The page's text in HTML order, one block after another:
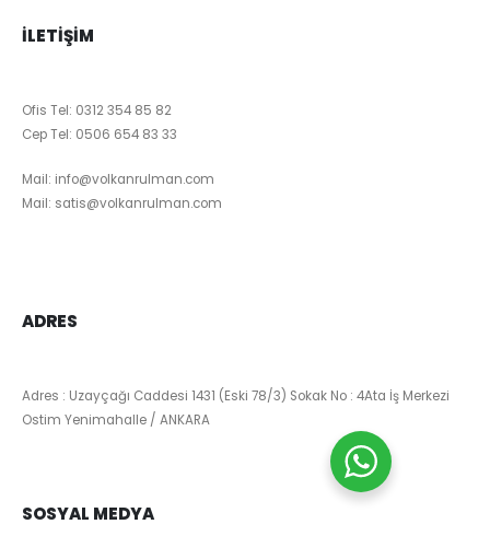
İLETIŞIM
Ofis Tel: 0312 354 85 82
Cep Tel: 0506 654 83 33
Mail: info@volkanrulman.com
Mail: satis@volkanrulman.com
ADRES
Adres : Uzayçağı Caddesi 1431 (Eski 78/3) Sokak No : 4Ata İş Merkezi
Ostim Yenimahalle / ANKARA
SOSYAL MEDYA